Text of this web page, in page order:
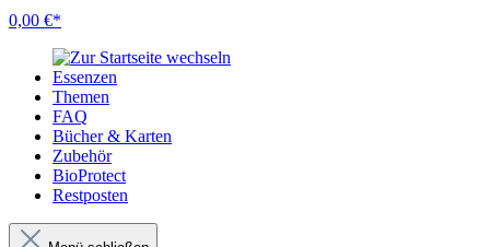
0,00 €*
Essenzen
Themen
FAQ
Bücher & Karten
Zubehör
BioProtect
Restposten